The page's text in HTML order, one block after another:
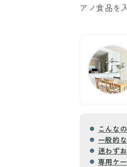
アノ食品を
こんな
一般的
迷わず
専用ケ